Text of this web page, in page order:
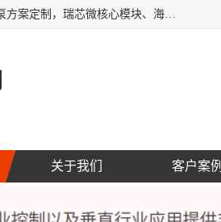
AI大算力SOC方案定制、标清高清摄像头模组、摄像头定制开发、车载充气泵板卡、车载充气泵方案定制，瑞芯微核心模块、海思核心模块、AI网关、边缘网关、边缘盒子、工控机、工业网关，Atmel触摸芯片、MCU、nor flash
关于我们 客户案例